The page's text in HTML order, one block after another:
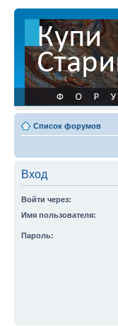
Список форумов
Вход
Войти через:
Имя пользователя:
Пароль: